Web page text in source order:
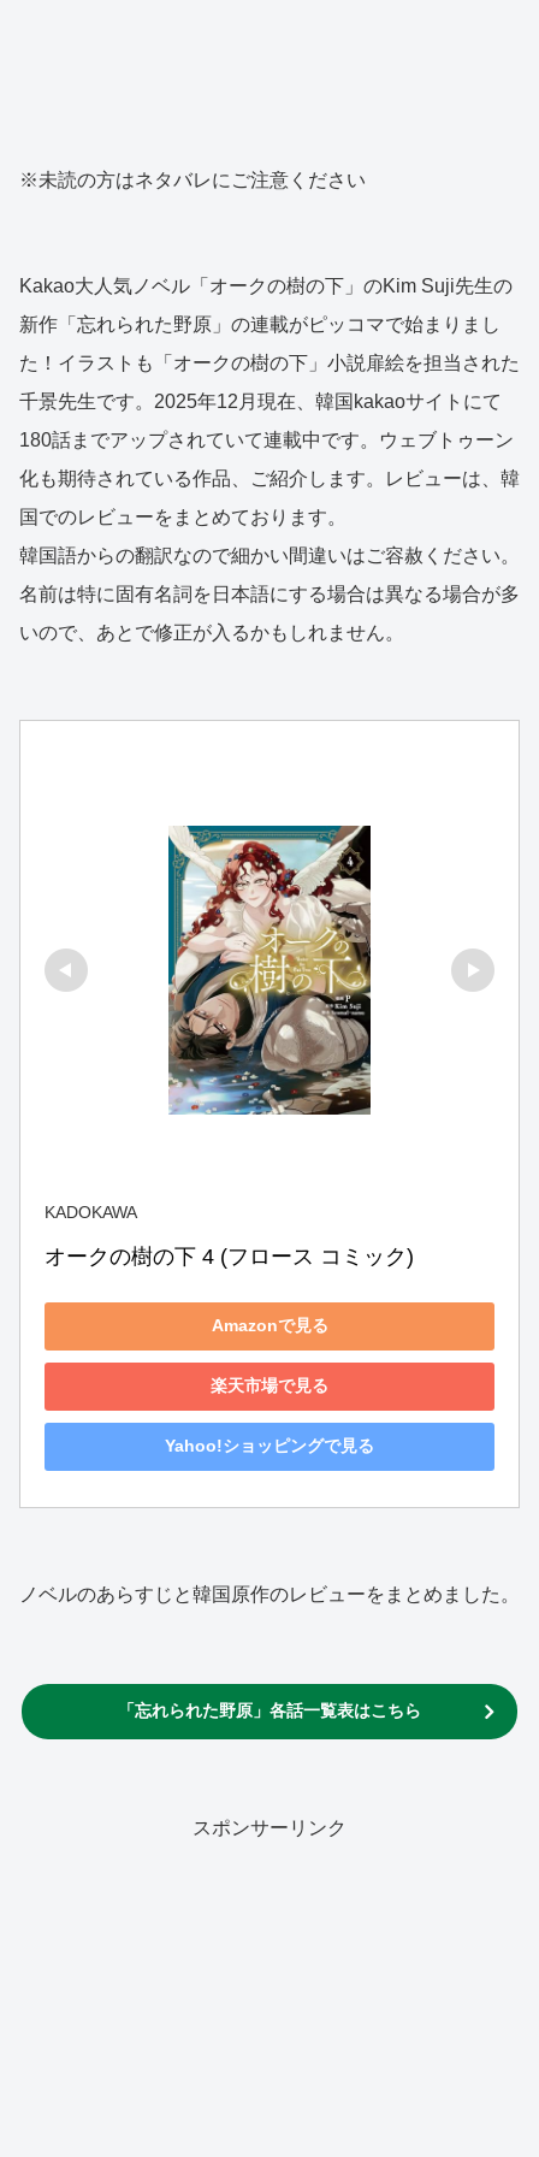
※未読の方はネタバレにご注意ください
Kakao大人気ノベル「オークの樹の下」のKim Suji先生の
新作「忘れられた野原」の連載がピッコマで始まりまし
た！イラストも「オークの樹の下」小説扉絵を担当された
千景先生です。2025年12月現在、韓国kakaoサイトにて
180話までアップされていて連載中です。ウェブトゥーン
化も期待されている作品、ご紹介します。レビューは、韓
国でのレビューをまとめております。
韓国語からの翻訳なので細かい間違いはご容赦ください。
名前は特に固有名詞を日本語にする場合は異なる場合が多
いので、あとで修正が入るかもしれません。
KADOKAWA
オークの樹の下 4 (フロース コミック)
Amazonで見る
楽天市場で見る
Yahoo!ショッピングで見る
ノベルのあらすじと韓国原作のレビューをまとめました。
「忘れられた野原」各話一覧表はこちら
スポンサーリンク